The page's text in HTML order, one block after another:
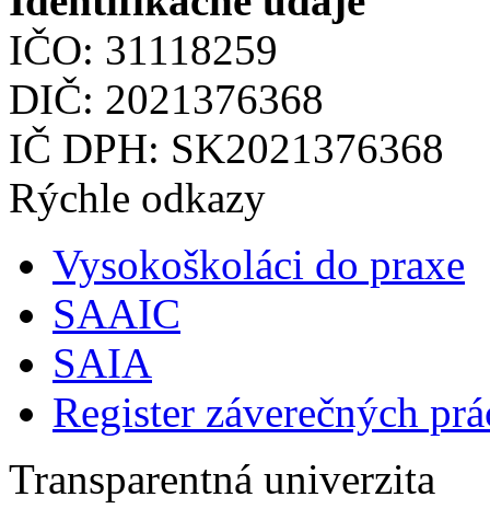
IČO: 31118259
DIČ: 2021376368
IČ DPH: SK2021376368
Rýchle odkazy
Vysokoškoláci do praxe
SAAIC
SAIA
Register záverečných
Transparentná univerzita